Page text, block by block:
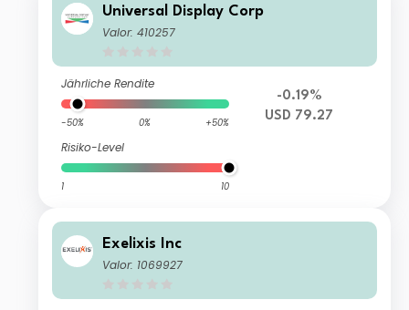
Universal Display Corp
Valor: 410257
Jährliche Rendite
-50% 0% +50%
Risiko-Level
1 10
-0.19%
USD 79.27
Exelixis Inc
Valor: 1069927